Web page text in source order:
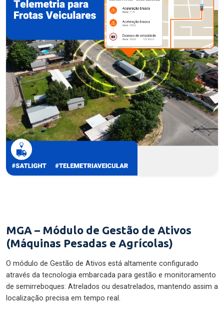
MGA – Módulo de Gestão de Ativos
(Máquinas Pesadas e Agrícolas)
O módulo de Gestão de Ativos está altamente configurado
através da tecnologia embarcada para gestão e monitoramento
de semirreboques: Atrelados ou desatrelados, mantendo assim a
localização precisa em tempo real.